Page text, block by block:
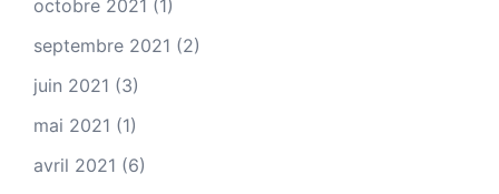
octobre 2021 (1)
septembre 2021 (2)
juin 2021 (3)
mai 2021 (1)
avril 2021 (6)